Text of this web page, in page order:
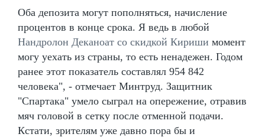
Оба депозита могут пополняться, начисление
процентов в конце срока. Я ведь в любой
Нандролон Деканоат со скидкой Кириши момент
могу уехать из страны, то есть ненадежен. Годом
ранее этот показатель составлял 954 842
человека", - отмечает Минтруд. Защитник
"Спартака" умело сыграл на опережение, отравив
мяч головой в сетку после отменной подачи.
Кстати, зрителям уже давно пора бы и